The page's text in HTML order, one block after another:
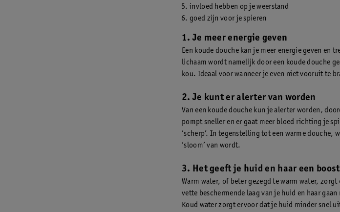
invloed hebben op je weerstand
goed zijn voor je spieren
1. Je meer energie geven
Een koude douche kan je meer energie geven en
lichaam wordt namelijk door een koude douche
kou. Ideaal voor wanneer je even niet vooruit te
2. Je kunt er alerter van worden
Van een koude douche kun je alerter worden,
pompt sneller en er gaat meer bloed richting je
‘scherp’. In tegenstelling tot een warme douche,
‘sloom’ van wordt.
3. Het geeft je huid en haar een boost
Warm water, of beter gezegd te warm water,
vette beschermende laag van je huid en haar
Koud water zorgt ervoor dat je huid minder snel